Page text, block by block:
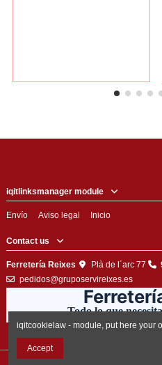
iqitlinksmanager module
Envío Aviso legal Inicio
Contact us
Ferretería Reixes Plà de l´arc 77
pedidos@gruposervireixes.es
Todo lo que
iqitcookielaw - module, put here your
Accept